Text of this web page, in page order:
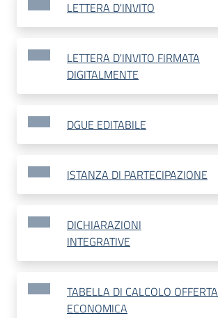
LETTERA D'INVITO
LETTERA D'INVITO FIRMATA
DIGITALMENTE
DGUE EDITABILE
ISTANZA DI PARTECIPAZIONE
DICHIARAZIONI
INTEGRATIVE
TABELLA DI CALCOLO OFFERTA
ECONOMICA